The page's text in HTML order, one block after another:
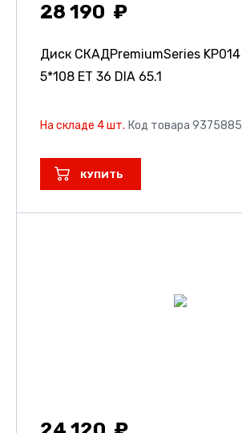
28 190
Диск СКАДPremiumSeries KP014
5*108 ET 36 DIA 65.1
На складе 4 шт. Код товара 9375885
КУПИТЬ